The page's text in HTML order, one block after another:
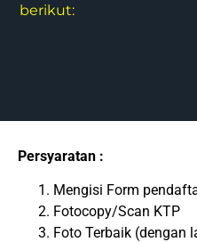
berikut:
Persyaratan :
Mengisi Form
Fotocopy/Scan KTP
Foto Terbaik (dengan